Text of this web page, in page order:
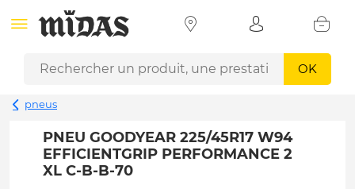
OK
pneus
PNEU GOODYEAR 225/45R17 W94
EFFICIENTGRIP PERFORMANCE 2
XL C-B-B-70